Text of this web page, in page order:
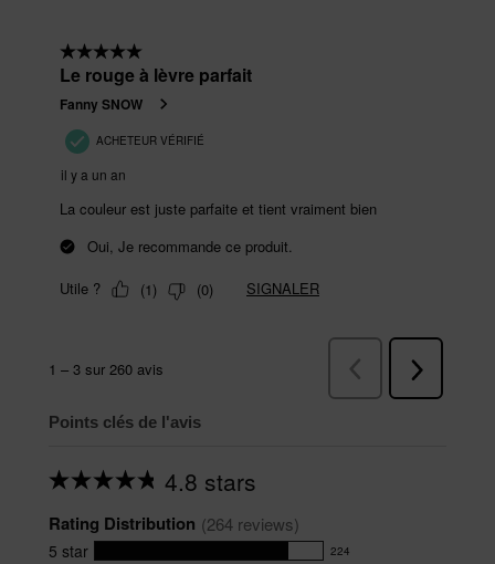
Points clés de l'avis
4.8 stars
Average
for
this
Rating Distribution (264 reviews)
5 star 224